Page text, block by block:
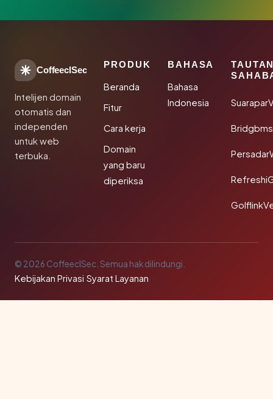
CoffeeclSec
Intelijen domain
otomatis dan
independen
untuk web
terbuka.
PRODUK
Beranda
Fitur
Cara kerja
Domain
yang baru
diperiksa
BAHASA
Bahasa
Indonesia
© 2026 CoffeeclSec. Semua hak dilindungi.
Kebijakan Privasi·Syarat Layanan